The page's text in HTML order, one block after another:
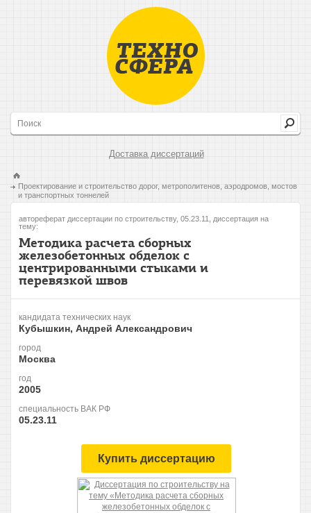
Доставка диссертаций
Проектирование и строительство дорог, метрополитенов, аэродромов, мостов
и транспортных тоннелей
автореферат диссертации по строительству, 05.23.11, диссертация на
тему:
Методика расчета сборных
железобетонных обделок с
центрированными стыками и
перевязкой швов
кандидата технических наук
Кубышкин, Андрей Александрович
город
Москва
год
2005
специальность ВАК РФ
05.23.11
Купить диссертацию